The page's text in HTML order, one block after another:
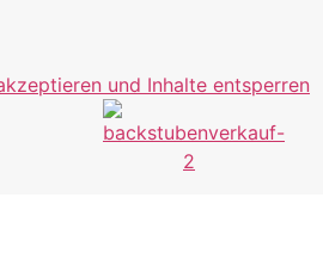
und Inhalte entsperren